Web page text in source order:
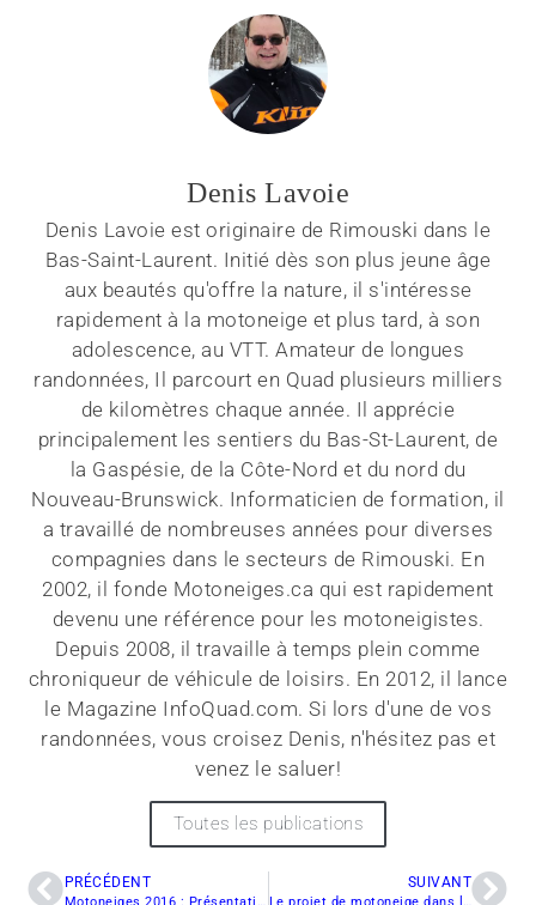
Denis Lavoie
Denis Lavoie est originaire de Rimouski dans le
Bas-Saint-Laurent. Initié dès son plus jeune âge
aux beautés qu'offre la nature, il s'intéresse
rapidement à la motoneige et plus tard, à son
adolescence, au VTT. Amateur de longues
randonnées, Il parcourt en Quad plusieurs milliers
de kilomètres chaque année. Il apprécie
principalement les sentiers du Bas-St-Laurent, de
la Gaspésie, de la Côte-Nord et du nord du
Nouveau-Brunswick. Informaticien de formation, il
a travaillé de nombreuses années pour diverses
compagnies dans le secteurs de Rimouski. En
2002, il fonde Motoneiges.ca qui est rapidement
devenu une référence pour les motoneigistes.
Depuis 2008, il travaille à temps plein comme
chroniqueur de véhicule de loisirs. En 2012, il lance
le Magazine InfoQuad.com. Si lors d'une de vos
randonnées, vous croisez Denis, n'hésitez pas et
venez le saluer!
Toutes les publications
PRÉCÉDENT SUIVANT